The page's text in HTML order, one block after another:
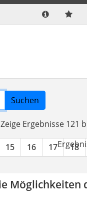
Suchen
Zeige Ergebnisse 121
15 16 17 18
Möglichkeiten